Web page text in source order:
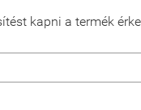
kapni a termék